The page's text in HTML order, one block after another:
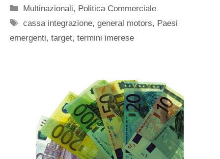
Categorie
Multinazionali, Politica Commerciale
Tag
cassa integrazione,general motors, Paesi
emergenti, target, termini imerese